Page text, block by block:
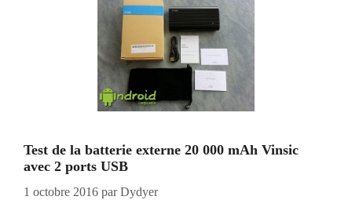
Test de la batterie externe 20 000 mAh Vinsic
avec 2 ports USB
1 octobre 2016 parDydyer